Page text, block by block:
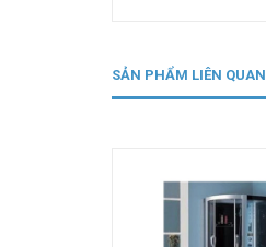
SẢN PHẨM LIÊN QUAN